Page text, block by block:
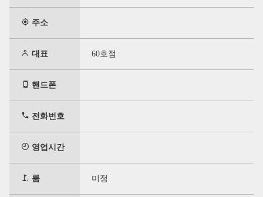
주소
대표 60호점
핸드폰
전화번호
영업시간
룸 미정